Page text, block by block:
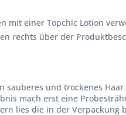
mit einer Topchic Lotion
rechts über der
sauberes und trockenes
mach erst eine
lies die in der Verpackung